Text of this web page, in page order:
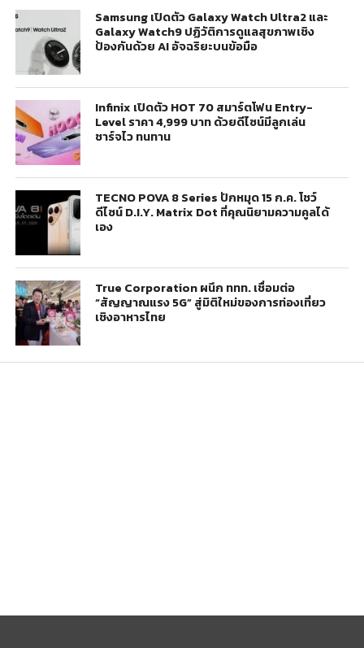
Samsung เปิดตัว Galaxy Watch Ultra2 และ
Galaxy Watch9 ปฏิวัติการดูแลสุขภาพเชิง
ป้องกันด้วย AI อัจฉริยะบนข้อมือ
Infinix เปิดตัว HOT 70 สมาร์ตโฟน Entry-
Level ราคา 4,999 บาท ด้วยดีไซน์มีลูกเล่น
ชาร์จไว ทนทาน
TECNO POVA 8 Series ปักหมุด 15 ก.ค. โชว์
ดีไซน์ D.I.Y. Matrix Dot ที่คุณนิยามความคูลได้
เอง
True Corporation ผนึก ททท. เชื่อมต่อ
“สัญญาณแรง 5G” สู่มิติใหม่ของการท่องเที่ยว
เชิงอาหารไทย